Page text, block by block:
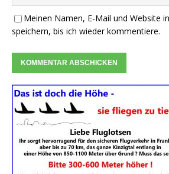
Meinen Namen, E-Mail und Website
speichern, bis ich wieder kommentiere.